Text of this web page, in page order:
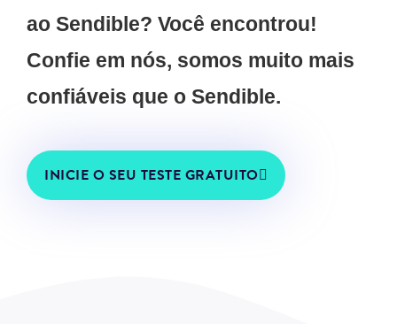
ao Sendible? Você encontrou!
Confie em nós, somos muito mais
confiáveis que o Sendible.
INICIE O SEU TESTE GRATUITO